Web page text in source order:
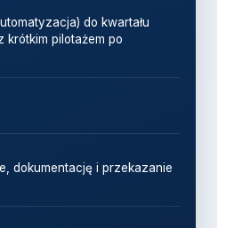
do kwartału
krótkim pilotażem po
dokumentację i przekazanie